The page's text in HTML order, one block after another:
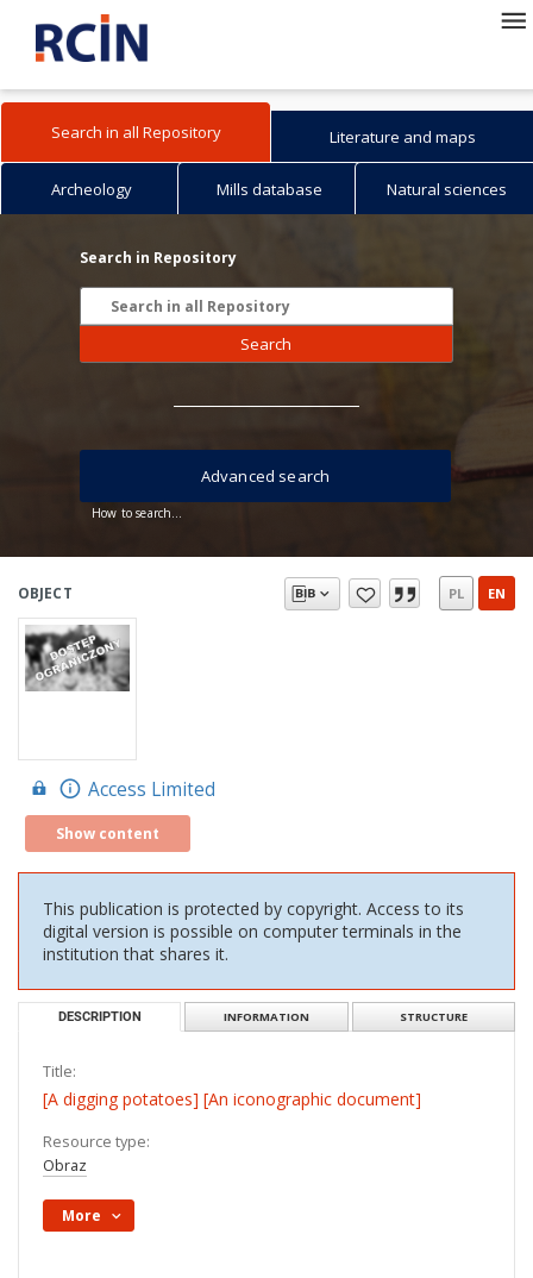
Search in all Repository Literature and maps
Archeology Mills database Natural sciences
Search in Repository
Search
How to search...
Advanced search
OBJECT PL EN
Access Limited
Show content
This publication is protected by copyright. Access to its
digital version is possible on computer terminals in the
institution that shares it.
DESCRIPTION INFORMATION STRUCTURE
Title:
[A digging potatoes] [An iconographic document]
Resource type:
Obraz
More